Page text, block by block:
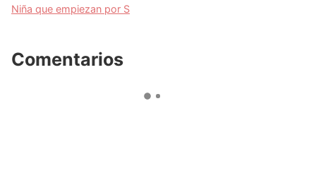
Niña que empiezan por S
Comentarios